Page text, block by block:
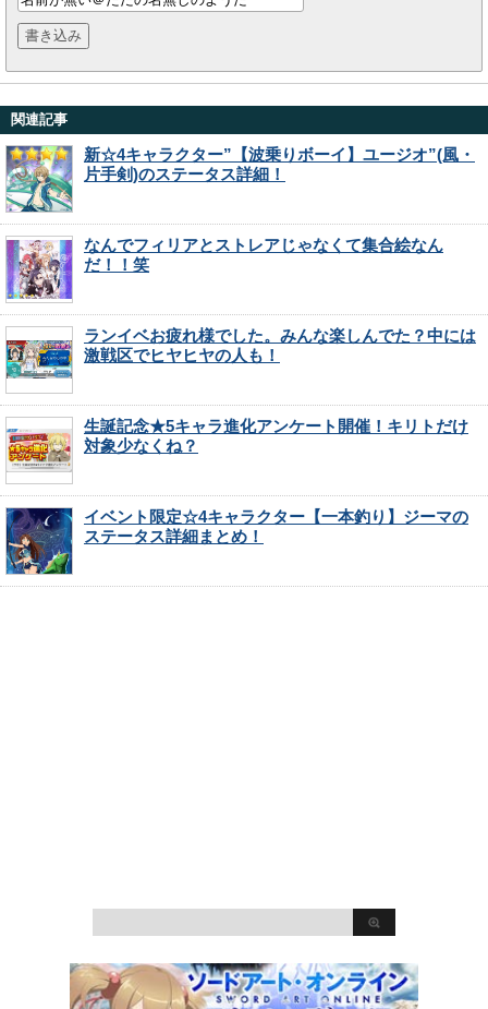
関連記事
新☆4キャラクター”【波乗りボーイ】ユージオ”(風・
片手剣)のステータス詳細！
なんでフィリアとストレアじゃなくて集合絵なん
だ！！笑
ランイベお疲れ様でした。みんな楽しんでた？中には
激戦区でヒヤヒヤの人も！
生誕記念★5キャラ進化アンケート開催！キリトだけ
対象少なくね？
イベント限定☆4キャラクター【一本釣り】ジーマの
ステータス詳細まとめ！